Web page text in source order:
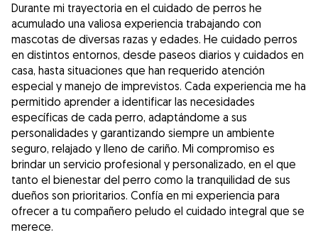
Durante mi trayectoria en el cuidado de perros he
acumulado una valiosa experiencia trabajando con
mascotas de diversas razas y edades. He cuidado perros
en distintos entornos, desde paseos diarios y cuidados en
casa, hasta situaciones que han requerido atención
especial y manejo de imprevistos. Cada experiencia me ha
permitido aprender a identificar las necesidades
específicas de cada perro, adaptándome a sus
personalidades y garantizando siempre un ambiente
seguro, relajado y lleno de cariño. Mi compromiso es
brindar un servicio profesional y personalizado, en el que
tanto el bienestar del perro como la tranquilidad de sus
dueños son prioritarios. Confía en mi experiencia para
ofrecer a tu compañero peludo el cuidado integral que se
merece.